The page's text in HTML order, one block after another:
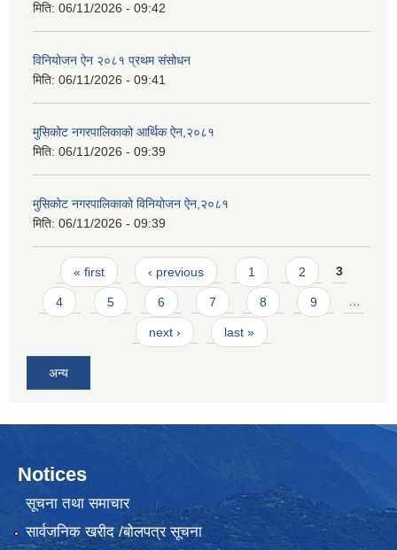
मिति: 06/11/2026 - 09:42
विनियोजन ऐन २०८१ प्रथम संसोधन
मिति: 06/11/2026 - 09:41
मुसिकोट नगरपालिकाको आर्थिक ऐन,२०८१
मिति: 06/11/2026 - 09:39
मुसिकोट नगरपालिकाको विनियोजन ऐन,२०८१
मिति: 06/11/2026 - 09:39
Pages
« first ‹ previous 1 2 3
4 5 6 7 8 9 …
next › last »
अन्य
Notices
सूचना तथा समाचार
सार्वजनिक खरीद /बोलपत्र सूचना